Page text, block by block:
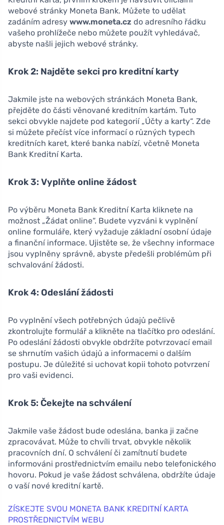
webové stránky Moneta Bank. Můžete to udělat
zadáním adresy www.moneta.cz do adresního řádku
vašeho prohlížeče nebo můžete použít vyhledávač,
abyste našli jejich webové stránky.
Krok 2: Najděte sekci pro kreditní karty
Jakmile jste na webových stránkách Moneta Bank,
přejděte do části věnované kreditním kartám. Tuto
sekci obvykle najdete pod kategorií „Účty a karty“. Zde
si můžete přečíst více informací o různých typech
kreditních karet, které banka nabízí, včetně Moneta
Bank Kreditní Karta.
Krok 3: Vyplňte online žádost
Po výběru Moneta Bank Kreditní Karta kliknete na
možnost „Žádat online“. Budete vyzváni k vyplnění
online formuláře, který vyžaduje základní osobní údaje
a finanční informace. Ujistěte se, že všechny informace
jsou vyplněny správně, abyste předešli problémům při
schvalování žádosti.
Krok 4: Odeslání žádosti
Po vyplnění všech potřebných údajů pečlivě
zkontrolujte formulář a klikněte na tlačítko pro odeslání.
Po odeslání žádosti obvykle obdržíte potvrzovací email
se shrnutím vašich údajů a informacemi o dalším
postupu. Je důležité si uchovat kopii tohoto potvrzení
pro vaši evidenci.
Krok 5: Čekejte na schválení
Jakmile vaše žádost bude odeslána, banka ji začne
zpracovávat. Může to chvíli trvat, obvykle několik
pracovních dní. O schválení či zamítnutí budete
informováni prostřednictvím emailu nebo telefonického
hovoru. Pokud je vaše žádost schválena, obdržíte údaje
o vaší nové kreditní kartě.
ZÍSKEJTE SVOU MONETA BANK KREDITNÍ KARTA
PROSTŘEDNICTVÍM WEBU